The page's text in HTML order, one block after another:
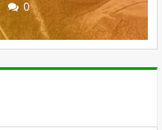
0
0
00
0